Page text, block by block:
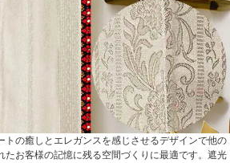
トの癒しとエレガンスを感じさせるデザインで他の
たお客様の記憶に残る空間づくりに最適です。遮光